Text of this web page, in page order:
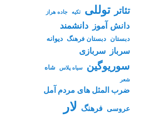
تئاتر توللی تکیه جاده هراز
دانش آموز دانشمند
دبستان دبستان فرهنگ دیوانه
سرباز سربازی
سوریوگین سیاه پلاس شاه
شعر
ضرب المثل های مردم آمل
عروسی فرهنگ لار